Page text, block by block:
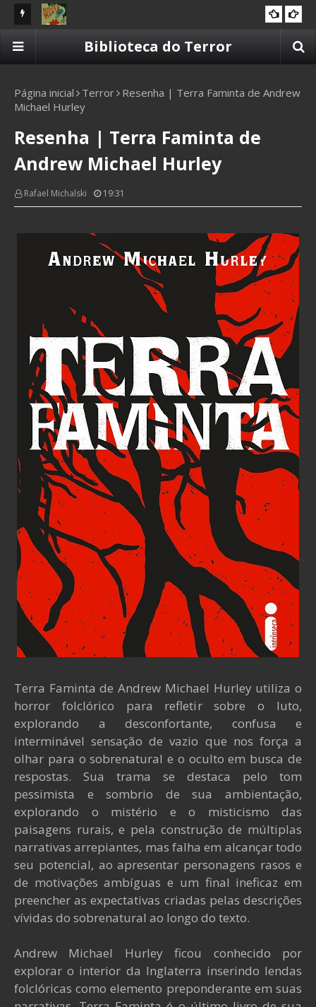
Biblioteca do Terror
Página inicial Terror Resenha | Terra Faminta de Andrew
Michael Hurley
Resenha | Terra Faminta de
Andrew Michael Hurley
Rafael Michalski 19:31
Terra Faminta de Andrew Michael Hurley utiliza o
horror folclórico para refletir sobre o luto,
explorando a desconfortante, confusa e
interminável sensação de vazio que nos força a
olhar para o sobrenatural e o oculto em busca de
respostas. Sua trama se destaca pelo tom
pessimista e sombrio de sua ambientação,
explorando o mistério e o misticismo das
paisagens rurais, e pela construção de múltiplas
narrativas arrepiantes, mas falha em alcançar todo
seu potencial, ao apresentar personagens rasos e
de motivações ambíguas e um final ineficaz em
preencher as expectativas criadas pelas descrições
vívidas do sobrenatural ao longo do texto.
Andrew Michael Hurley ficou conhecido por
explorar o interior da Inglaterra inserindo lendas
folclóricas como elemento preponderante em suas